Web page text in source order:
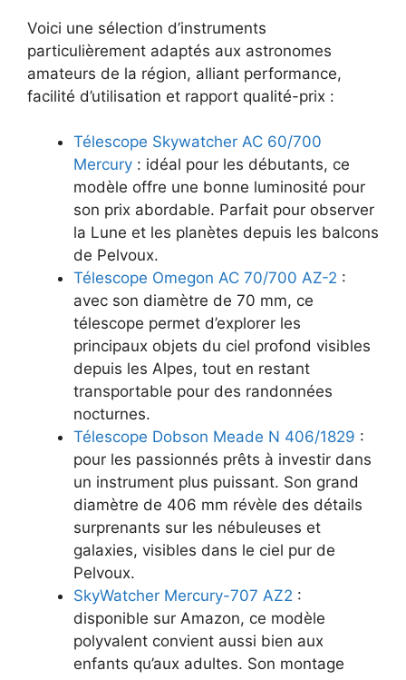
Voici une sélection d’instruments
particulièrement adaptés aux astronomes
amateurs de la région, alliant performance,
facilité d’utilisation et rapport qualité-prix :
Télescope Skywatcher AC 60/700
Mercury : idéal pour les débutants, ce
modèle offre une bonne luminosité pour
son prix abordable. Parfait pour observer
la Lune et les planètes depuis les balcons
de Pelvoux.
Télescope Omegon AC 70/700 AZ-2 :
avec son diamètre de 70 mm, ce
télescope permet d’explorer les
principaux objets du ciel profond visibles
depuis les Alpes, tout en restant
transportable pour des randonnées
nocturnes.
Télescope Dobson Meade N 406/1829 :
pour les passionnés prêts à investir dans
un instrument plus puissant. Son grand
diamètre de 406 mm révèle des détails
surprenants sur les nébuleuses et
galaxies, visibles dans le ciel pur de
Pelvoux.
SkyWatcher Mercury-707 AZ2 :
disponible sur Amazon, ce modèle
polyvalent convient aussi bien aux
enfants qu’aux adultes. Son montage